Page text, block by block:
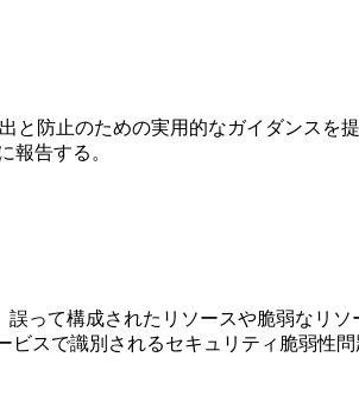
と防止のための実用的なガイダンスを
報告する。
って構成されたリソースや脆弱なリ
スで識別されるセキュリティ脆弱性問